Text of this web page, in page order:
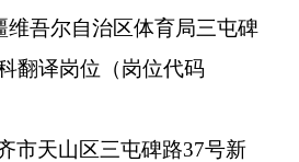
吾尔自治区体育局三屯碑
翻译岗位（岗位代码
市天山区三屯碑路37号新